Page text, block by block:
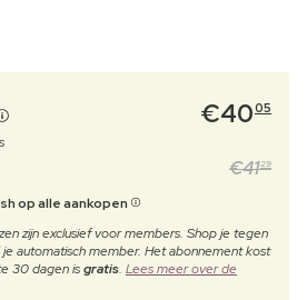
€4005
€4129
op alle aankopen
zijn exclusief voor members. Shop je tegen
automatisch member. Het abonnement kost
30 dagen isgratis. Lees meer over de